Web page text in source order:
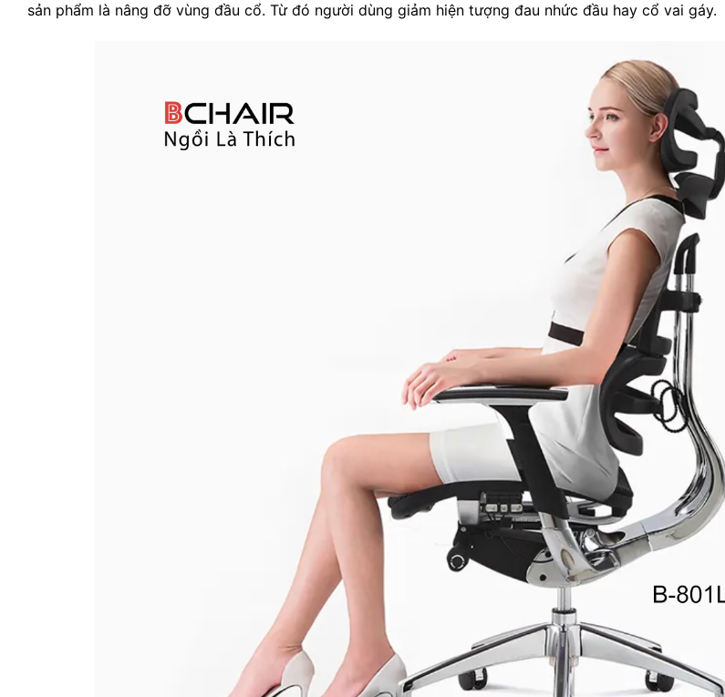
sản phẩm là nâng đỡ vùng đầu cổ. Từ đó người dùng giảm hiện tượng đau nhức đầu hay cổ vai gáy.